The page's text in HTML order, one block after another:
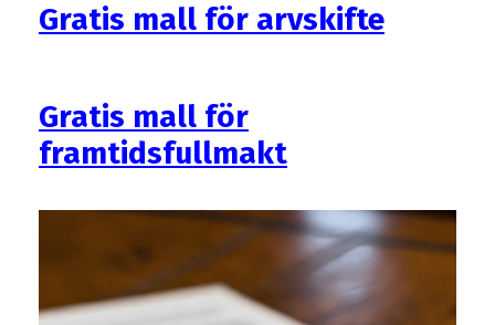
Gratis mall för arvskifte
Gratis mall för
framtidsfullmakt